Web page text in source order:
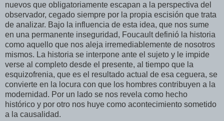
nuevos que obligatoriamente escapan a la perspectiva del
observador, cegado siempre por la propia escisión que trata
de analizar. Bajo la influencia de esta idea, que nos sume
en una permanente inseguridad, Foucault definió la historia
como aquello que nos aleja irremediablemente de nosotros
mismos. La historia se interpone ante el sujeto y le impide
verse al completo desde el presente, al tiempo que la
esquizofrenia, que es el resultado actual de esa ceguera, se
convierte en la locura con que los hombres contribuyen a la
modernidad. Por un lado se nos revela como hecho
histórico y por otro nos huye como acontecimiento sometido
a la causalidad.